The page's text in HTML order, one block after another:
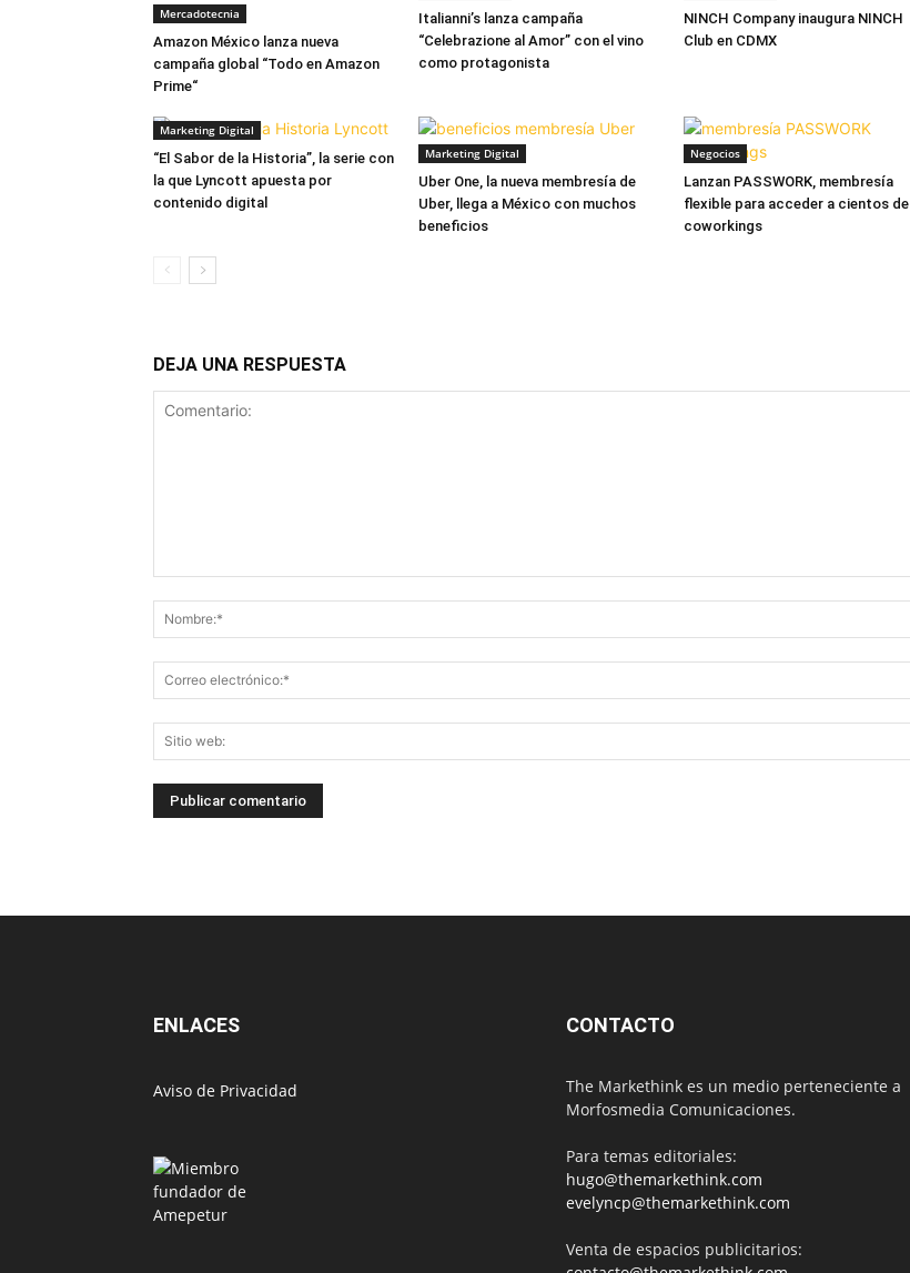
Mercadotecnia
Amazon México lanza nueva
campaña global “Todo en Amazon
Prime“
Italianni’s lanza campaña
“Celebrazione al Amor” con el vino
como protagonista
NINCH Company inaugura NINCH
Club en CDMX
Marketing Digital
“El Sabor de la Historia”, la serie con
la que Lyncott apuesta por
contenido digital
Marketing Digital
Uber One, la nueva membresía de
Uber, llega a México con muchos
beneficios
Negocios
Lanzan PASSWORK, membresía
flexible para acceder a cientos de
coworkings
DEJA UNA RESPUESTA
ENLACES
Aviso de Privacidad
CONTACTO
The Markethink es un medio perteneciente a
Morfosmedia Comunicaciones.
Para temas editoriales:
hugo@themarkethink.com
evelyncp@themarkethink.com
Venta de espacios publicitarios: